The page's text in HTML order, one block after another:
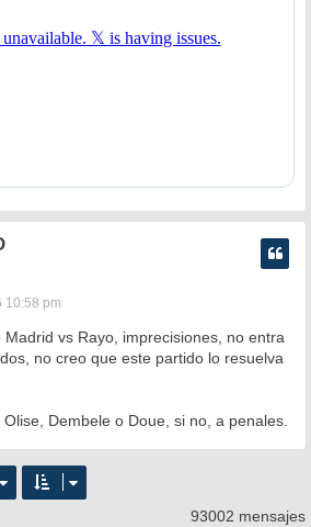
10:58 pm
vs Rayo, imprecisiones, no entra
no creo que este partido lo resuelva
Dembele o Doue, si no, a penales.
93002 mensajes